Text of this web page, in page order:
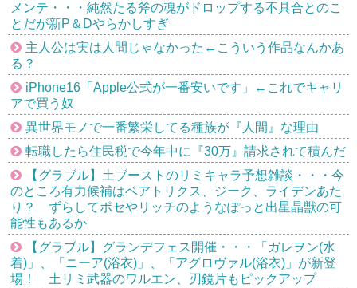
メンテ・・・純然たる斧の魂がドロップする不具合とのこ
とだが新P＆Dやらかしすぎ
主人公は実は人間じゃなかった←こういう作品なんかあ
る？
iPhone16「Apple公式が一番安いです」←これでキャリ
アで買う奴
異世界モノで一番繁栄してる種族が『人間』な理由
転職したら住民税で今年中に『30万』請求されて積んだ
【グラブル】土ブーストのリミキャラ予想雑談・・・今
のところ有力候補はベアトリクス、ジーク、ライデンあた
り？ ずらしてポセやリッチのようなぽっと出星晶獣の可
能性もあるか
【グラブル】グランデフェス開催・・・「ガレヲン(水
着)」、「ニーア(浴衣)」、「アグロヴァル(浴衣)」が新登
場！ 土リミ武器のワルエン、刃鏡片もピックアップ